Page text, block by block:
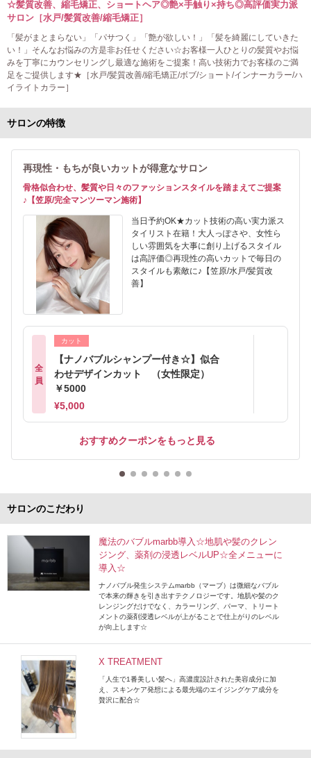
☆髪質改善、縮毛矯正、ショートヘア◎艶×手触り×持ち◎高評価実力派
サロン［水戸/髪質改善/縮毛矯正］
「髪がまとまらない」「パサつく」「艶が欲しい！」「髪を綺麗にしていきた
い！」そんなお悩みの方是非お任せください☆お客様一人ひとりの髪質やお悩
みを丁寧にカウンセリングし最適な施術をご提案！高い技術力でお客様のご満
足をご提供します★［水戸/髪質改善/縮毛矯正/ボブ/ショート/インナーカラー/ハ
イライトカラー］
サロンの特徴
再現性・もちが良いカットが得意なサロン
骨格似合わせ、髪質や日々のファッションスタイルを踏まえてご提案
♪【笠原/完全マンツーマン施術】
当日予約OK★カット技術の高い実力派ス
タイリスト在籍！大人っぽさや、女性ら
しい雰囲気を大事に創り上げるスタイル
は高評価◎再現性の高いカットで毎日の
スタイルも素敵に♪【笠原/水戸/髪質改
善】
全
員
カット
【ナノバブルシャンプー付き☆】似合
わせデザインカット （女性限定）
￥5000
¥5,000
おすすめクーポンをもっと見る
サロンのこだわり
魔法のバブルmarbb導入☆地肌や髪のクレン
ジング、薬剤の浸透レベルUP☆全メニューに
導入☆
ナノバブル発生システムmarbb（マーブ）は微細なバブル
で本来の輝きを引き出すテクノロジーです。地肌や髪のク
レンジングだけでなく、カラーリング、パーマ、トリート
メントの薬剤浸透レベルが上がることで仕上がりのレベル
が向上します☆
X TREATMENT
「人生で1番美しい髪へ」高濃度設計された美容成分に加
え、スキンケア発想による最先端のエイジングケア成分を
贅沢に配合☆